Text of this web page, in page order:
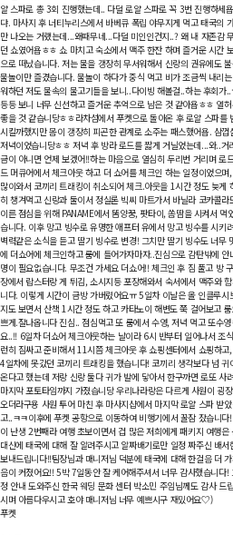
얄 스파로 총 3회 진행했는데.. 다덜 로얄 스파로 꼭 3번 진행하세
댜. 마사지 후 너티누리스에서 바베큐 폭립 야무지게 먹고 태국의
만 나오는 거랬는데...왜때무네...다덜 미인인건지..? 왜 내 자존감
던 쇼였어욥ㅎㅎ 쇼 마치고 숙소에서 맥주 한잔 하며 즐거운 시간
으로 떠났습니다. 저는 물을 갱장히 무서워해서 신랑의 권유에도
물놀이만 즐겼습니다. 물놀이 하다가 중식 먹고 비가 조금씩 내리
워하던 저도 물속의 물고기들을 보니..다이빙 해볼걸..하는 후회가
등등 보니 너무 신선하고 즐거운 추억으로 남은 것 같아욥ㅎㅎ 열
좋을 것 같습니당ㅎㅎ라차섬에서 푸켓으로 돌아온 후 로얄 스파
시킬까했지만 몸이 갱장히 피곤한 관계로 소주는 패스했어욥. 삼
저녁이었습니당ㅎㅎ 저녁 후 방라 로드를 짧게 거닐었는데...와..
금이 아니면 언제 보겠어!!하는 마음으로 열심히 두리번 거리며 로
드 머큐어에서 체크아웃 하고 더 쇼어를 체크인 하는 일정이었으
많이와서 코끼리 트래킹이 취소되어 체크.아웃을 1시간 정도 늦게
히 챙겨먹고 신랑과 둘이서 정실론 빅씨 마트가서 바닐라 코카콜
이른 점심을 위해 PANAME에서 똠양꿍, 팟타이, 쏨땀을 시켜서
습니다. 이후 망고 빙수로 유명한 애프터 유에서 망고 빙수를 시키
벽력같은 소식을 듣고 딸기 빙수로 변경! 그치만 딸기 빙수도 너무
에 더쇼어에 체크인하고 룸에 들어가자마자..진심으로 감탄밖에
명이 필요없습니다. 무조건 가세요 더쇼어!! 체크인 후 짐 풀고 방
장에서 랍스터랑 게 튀김, 소시지등 포장해와서 숙서에서 맥주와
니다. 이렇게 시간이 금방 가버렸어요ㅠ 5일차 이날은 올 인클루
지도 보면서 산책 1시간 정도 하고 카타노이 해변도 쭉 걸어보고
쁘게.잘나옵니다 진심.. 점심먹고 또 룸에서 수영, 저녁 먹고 또수
요..!! 6일차 더쇼어 체크아웃하는 날이라 6시 반부터 일어나서 조
런히 짐싸고 준비해서 11시쯤 체크아웃 후 쇼핑센터에서 쇼핑하
4일차에 못갔던 코끼리 트래킹을 했습니다! 코끼리 생각보다 넘
온다고 했는데 저랑 신랑 둘다 귀가 발에 닿아서 한구까면 로또 사
마지막 포토타임까지 가졌습니당 우리나라랑은 다르게 사원이 굉
오더라구용 사원 투어 마친 후 마사지샵에서 마지막 로얄 스파 받
고..ㅋㅋ이후에 푸켓 공항으로 이동하여 비행기에서 꿀잠 잤습니
이 난생 2번째라 여행 초보이면서 겁 많은 저희에게 패키지 여행
대신에 태국에 대해 잘 알려주시고 알짜배기로만 일정 짜주신 배
보내드립니다!!팀장님과 매니저님 덕분에 태국에 대해 한걸음 더
음이 커졌어요!! 5박 7일동안 잘 케어해주셔서 너무 감사했습니다
정 안내 도와주신 한국 웨딩 문화 센터 박소민 주임님께도 감사
시며 아름다우시고 호야 매니저님 너무 예쁘시구 재밌어요♡)
푸켓